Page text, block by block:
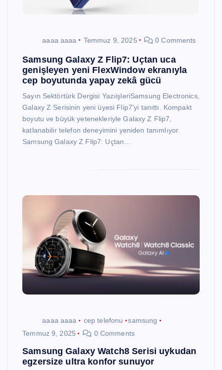
aaaa aaaa Temmuz 9, 2025 0 Comments
Samsung Galaxy Z Flip7: Uçtan uca
genişleyen yeni FlexWindow ekranıyla
cep boyutunda yapay zekâ gücü
Sayın Sektörtürk Dergisi YazıişleriSamsung Electronics,
Galaxy Z Serisinin yeni üyesi Flip7’yi tanıttı. Kompakt
boyutu ve büyük yetenekleriyle Galaxy Z Flip7,
katlanabilir telefon deneyimini yeniden tanımlıyor.
Samsung Galaxy Z Flip7: Uçtan…
aaaa aaaa cep telefonu
samsung
Temmuz 9, 2025
0 Comments
Samsung Galaxy Watch8 Serisi uykudan
egzersize ultra konfor sunuyor